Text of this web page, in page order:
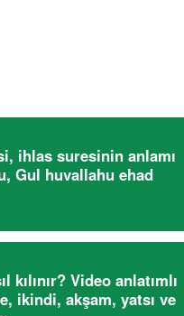
ihlas suresinin anlamı
Gul huvallahu ehad
kılınır? Video anlatımlı
ikindi, akşam, yatsı ve